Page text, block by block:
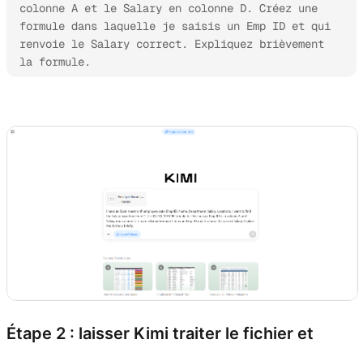
colonne A et le Salary en colonne D. Créez une
formule dans laquelle je saisis un Emp ID et qui
renvoie le Salary correct. Expliquez brièvement
la formule.
Étape 2 : laisser Kimi traiter le fichier et